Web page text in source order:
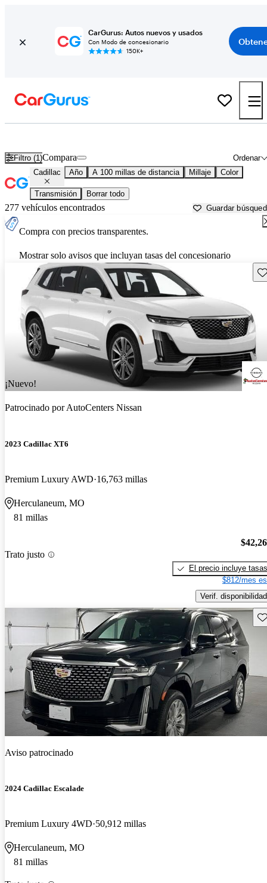
CarGurus: Autos nuevos y usados
Con Modo de concesionario
150K+
Filtro (1) Ordenar
Compara
Cadillac Año A 100 millas de distancia Millaje Color
Transmisión Borrar todo
277 vehículos encontrados Guardar
Compra con precios transparentes.
Mostrar solo avisos que incluyan tasas del concesionario
¡Nuevo!
Patrocinado porAutoCenters Nissan
2023 Cadillac XT6
Premium Luxury AWD 16,763 millas
Herculaneum, MO
81 millas
Trato justo
El precio incluye tasas
$812/mes
Verif. disponibilidad
Aviso patrocinado
2024 Cadillac Escalade
Premium Luxury 4WD 50,912 millas
Herculaneum, MO
81 millas